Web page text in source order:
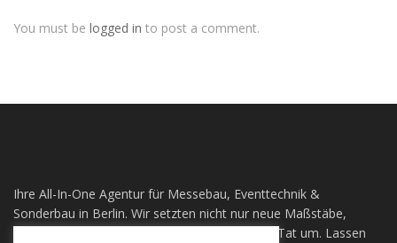
You must be logged in to post a comment.
Ihre All-In-One Agentur für Messebau, Eventtechnik &
Sonderbau in Berlin. Wir setzten nicht nur neue Maßstäbe,
sondern auch ihre individuellen Visionen in die Tat um. Lassen